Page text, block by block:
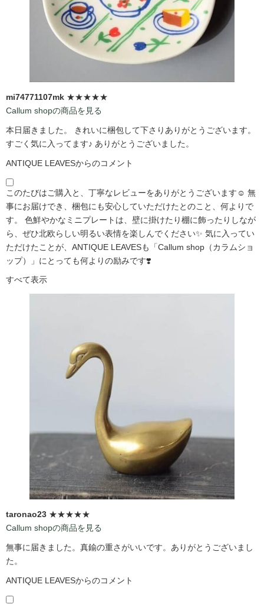
mi74771107mk ★★★★★
Callum shopの商品を見る
本日届きました。 きれいに梱包して下さりありがとうございます。
すごく気に入ってます♪ ありがとうございました。
ANTIQUE LEAVESからのコメント
このたびはご購入と、丁寧なレビューをありがとうございます☺️ 無
事にお届けでき、梱包にも安心していただけたとのこと、何よりで
す。 色鮮やかなミニプレートは、壁に掛けたり棚に飾ったりしなが
ら、ぜひ北欧らしい明るい表情を楽しんでください✨ 気に入ってい
ただけたことが、ANTIQUE LEAVESも「Callum shop（カラムショ
ップ）」にとっても何よりの励みです❣️
すべて表示
taronao23 ★★★★★
Callum shopの商品を見る
無事に届きました。真鍮の重さがいいです。ありがとうございまし
た。
ANTIQUE LEAVESからのコメント